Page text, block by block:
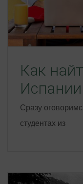
Как
Испании
Сразу
студентах из